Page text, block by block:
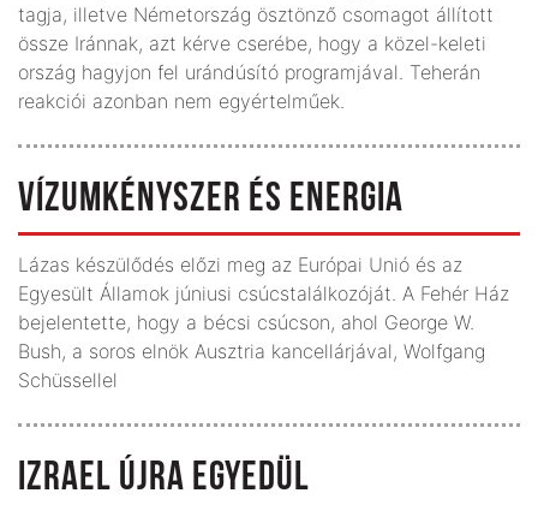
tagja, illetve Németország ösztönző csomagot állított
össze Iránnak, azt kérve cserébe, hogy a közel-keleti
ország hagyjon fel urándúsító programjával. Teherán
reakciói azonban nem egyértelműek.
VÍZUMKÉNYSZER ÉS ENERGIA
Lázas készülődés előzi meg az Európai Unió és az
Egyesült Államok júniusi csúcstalálkozóját. A Fehér Ház
bejelentette, hogy a bécsi csúcson, ahol George W.
Bush, a soros elnök Ausztria kancellárjával, Wolfgang
Schüssellel
IZRAEL ÚJRA EGYEDÜL